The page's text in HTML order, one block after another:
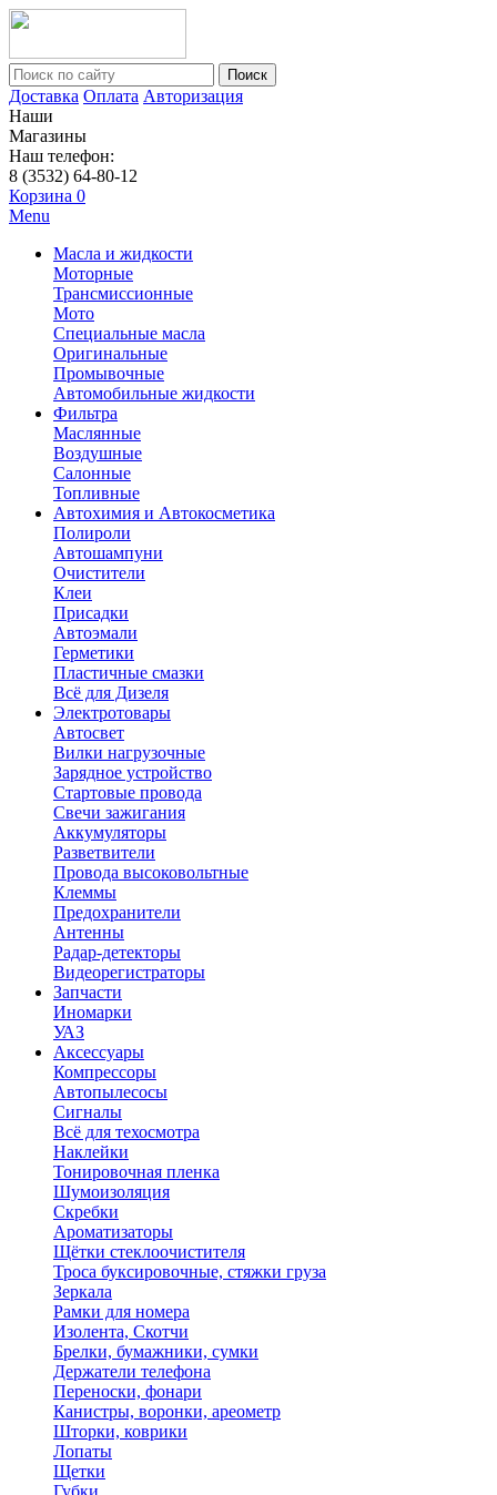
Поиск
Доставка Оплата Авторизация
Наши
Магазины
Наш телефон:
8 (3532) 64-80-12
Корзина 0
Menu
Масла и жидкости
Моторные
Трансмиссионные
Мото
Специальные масла
Оригинальные
Промывочные
Автомобильные жидкости
Фильтра
Маслянные
Воздушные
Салонные
Топливные
Автохимия и Автокосметика
Полироли
Автошампуни
Очистители
Клеи
Присадки
Автоэмали
Герметики
Пластичные смазки
Всё для Дизеля
Электротовары
Автосвет
Вилки нагрузочные
Зарядное устройство
Стартовые провода
Свечи зажигания
Аккумуляторы
Разветвители
Провода высоковольтные
Клеммы
Предохранители
Антенны
Радар-детекторы
Видеорегистраторы
Запчасти
Иномарки
УАЗ
Аксесcуары
Компрессоры
Автопылесосы
Сигналы
Всё для техосмотра
Наклейки
Тонировочная пленка
Шумоизоляция
Скребки
Ароматизаторы
Щётки стеклоочистителя
Троса буксировочные, стяжки груза
Зеркала
Рамки для номера
Изолента, Скотчи
Брелки, бумажники, сумки
Держатели телефона
Переноски, фонари
Канистры, воронки, ареометр
Шторки, коврики
Лопаты
Щетки
Губки